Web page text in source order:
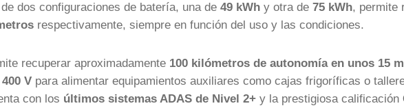
dos configuraciones de batería, una de 49 kWh y otra de 75 kWh, permite
respectivamente, siempre en función del uso y las condiciones.
recuperar aproximadamente 100 kilómetros de autonomía en unos 15
V para alimentar equipamientos auxiliares como cajas frigoríficas o
con los últimos sistemas ADAS de Nivel 2+ y la prestigiosa calificación